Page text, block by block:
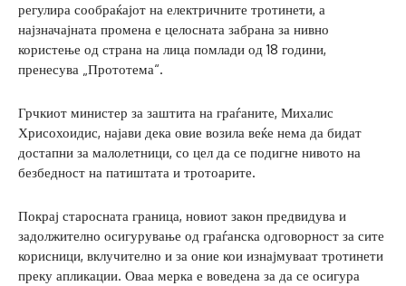
регулира сообраќајот на електричните тротинети, а
најзначајната промена е целосната забрана за нивно
користење од страна на лица помлади од 18 години,
пренесува „Прототема“.
Грчкиот министер за заштита на граѓаните, Михалис
Хрисохоидис, најави дека овие возила веќе нема да бидат
достапни за малолетници, со цел да се подигне нивото на
безбедност на патиштата и тротоарите.
Покрај старосната граница, новиот закон предвидува и
задолжително осигурување од граѓанска одговорност за сите
корисници, вклучително и за оние кои изнајмуваат тротинети
преку апликации. Оваа мерка е воведена за да се осигура